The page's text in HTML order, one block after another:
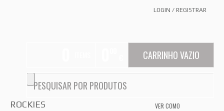
LOGIN / REGISTRAR
CARRINHO VAZIO
ROCKIES VER COMO